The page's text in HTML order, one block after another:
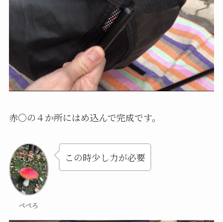
赤○の４か所にはめ込んで完成です。
ぺぺろ
この時少し力が必要